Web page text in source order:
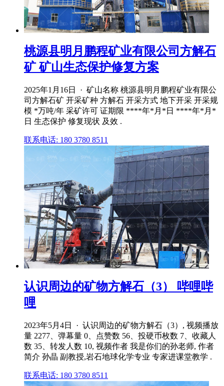
桃源县明月鹏程矿业有限公司方解石
矿 矿山生态保护修复方案
2025年1月16日 · 矿山名称 桃源县明月鹏程矿业有限公
司方解石矿 开采矿种 方解石 开采方式 地下开采 开采规
模 *万吨/年 采矿许可 证期限 ****年*月*日 ****年*月*
日 生态保护 修复现状 及效 .
联系电话: 180 3780 8511
认识周边的矿物方解石（3） 哔哩哔
哩
2023年5月4日 · 认识周边的矿物方解石（3）, 视频播放
量 2277、弹幕量 0、点赞数 56、投硬币枚数 7、收藏人
数 35、转发人数 10, 视频作者 我是你们的孙老师, 作者
简介 孙晶 副教授,岩石地球化学专业 专家进课堂教学 .
联系电话: 180 3780 8511